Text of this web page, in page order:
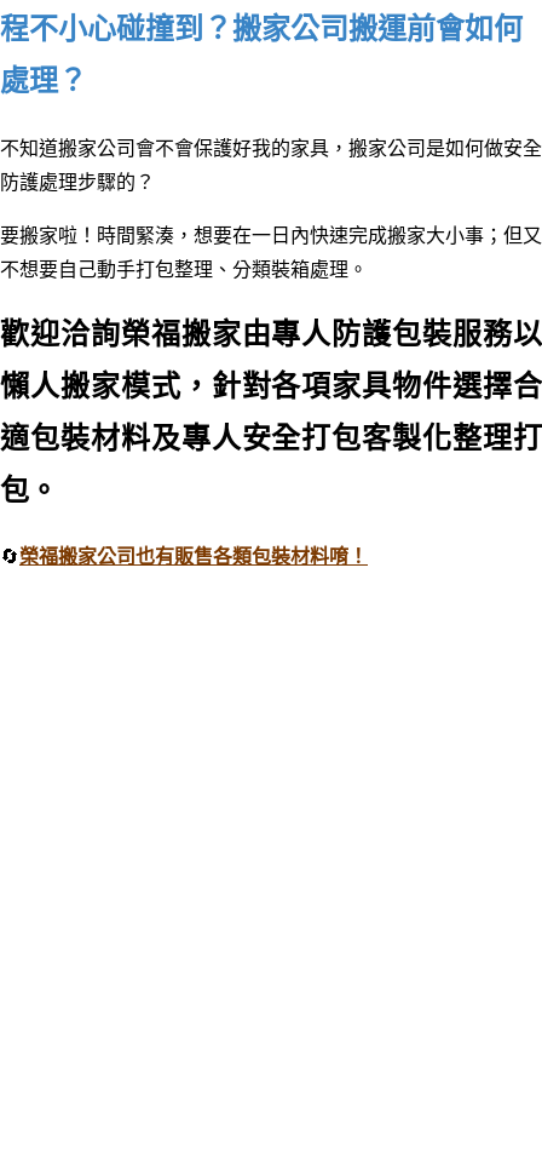
程不小心碰撞到？搬家公司搬運前會如何
處理 ？
不知道搬家公司會不會保護好我的家具，搬家公司是如何做安全
防護處理步驟的？
要搬家啦！時間緊湊，想要在一日內快速完成搬家大小事； 但又
不想要自己動手打包整理 、分類裝箱處理 。
歡迎洽詢榮福搬家由專人防護包裝服務以
懶人搬家模式，針對各項家具物件選擇合
適包裝材料及專人安全打包客製化整理打
包。
🔄榮福搬家公司也有販售各類包裝材料唷！